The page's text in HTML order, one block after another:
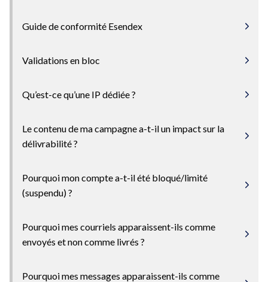
Guide de conformité Esendex
Validations en bloc
Qu’est-ce qu’une IP dédiée ?
Le contenu de ma campagne a-t-il un impact sur la
délivrabilité ?
Pourquoi mon compte a-t-il été bloqué/limité
(suspendu) ?
Pourquoi mes courriels apparaissent-ils comme
envoyés et non comme livrés ?
Pourquoi mes messages apparaissent-ils comme